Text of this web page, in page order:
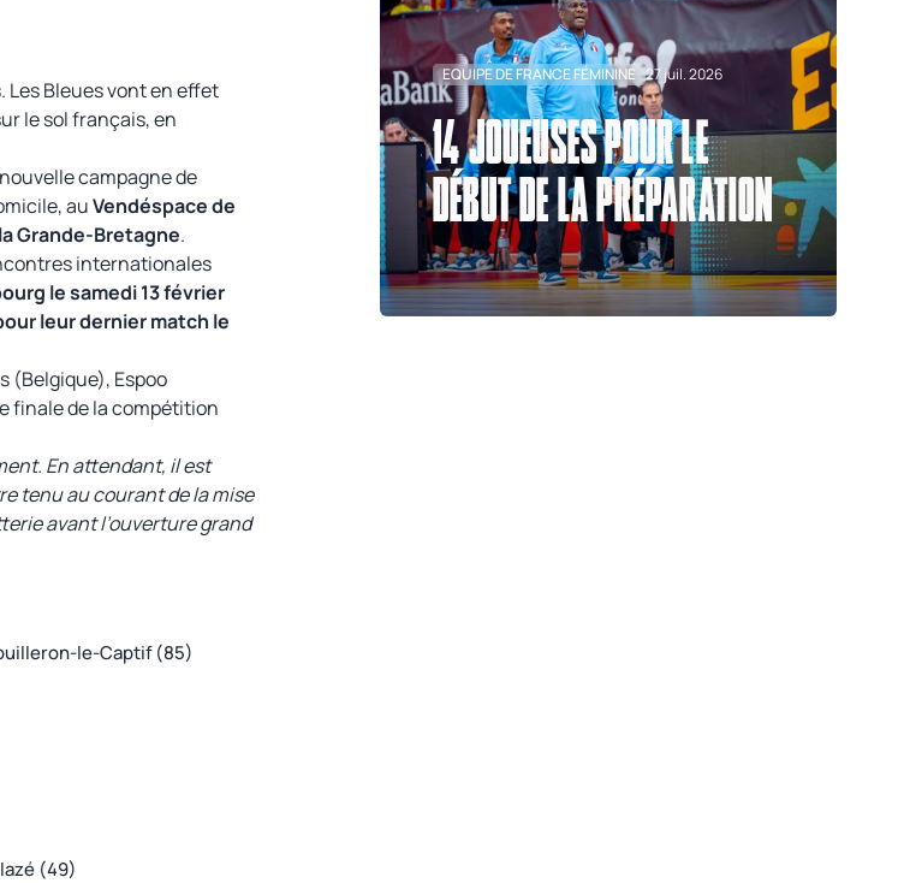
Les Bleues vont en effet
le sol français, en
campagne de
auVendéspace de
Grande-Bretagne.
internationales
le samedi 13 février
leur dernier match le
(Belgique), Espoo
finale de la compétition
En attendant, il est
tenu au courant de la mise
avant l’ouverture grand
le-Captif (85)
(49)
EQUIPE DE FRANCE FÉMININE 27 juil. 2026
14 JOUEUSES POUR LE
DÉBUT DE LA PRÉPARATION